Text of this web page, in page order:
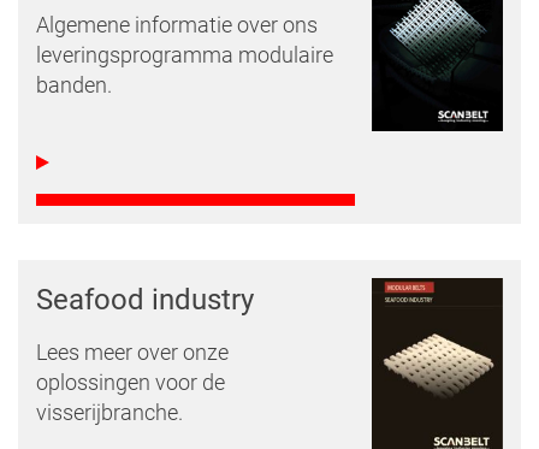
Algemene informatie over ons
leveringsprogramma modulaire
banden.
Seafood industry
Lees meer over onze
oplossingen voor de
visserijbranche.